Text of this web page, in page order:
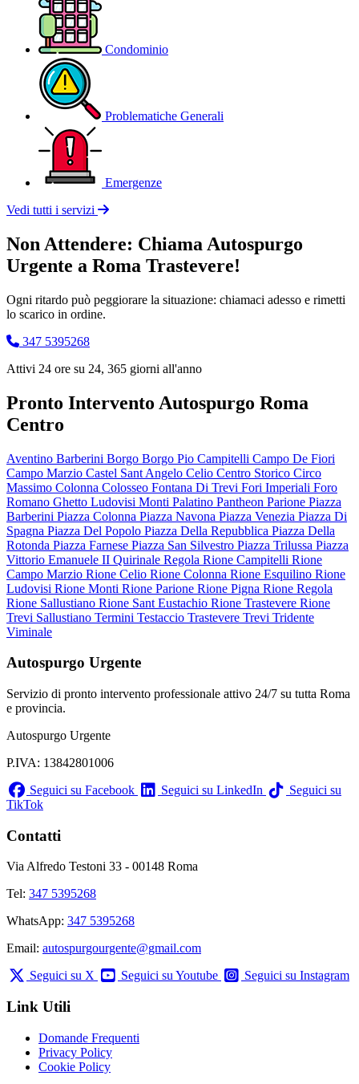
Condominio
Problematiche Generali
Emergenze
Vedi tutti i servizi
Non Attendere: Chiama Autospurgo
Urgente a Roma Trastevere!
Ogni ritardo può peggiorare la situazione: chiamaci adesso e rimetti
lo scarico in ordine.
347 5395268
Attivi 24 ore su 24, 365 giorni all'anno
Pronto Intervento Autospurgo Roma
Centro
Aventino Barberini Borgo Borgo Pio Campitelli Campo De Fiori
Campo Marzio Castel Sant Angelo Celio Centro Storico Circo
Massimo Colonna Colosseo Fontana Di Trevi Fori Imperiali Foro
Romano Ghetto Ludovisi Monti Palatino Pantheon Parione Piazza
Barberini Piazza Colonna Piazza Navona Piazza Venezia Piazza Di
Spagna Piazza Del Popolo Piazza Della Repubblica Piazza Della
Rotonda Piazza Farnese Piazza San Silvestro Piazza Trilussa Piazza
Vittorio Emanuele II Quirinale Regola Rione Campitelli Rione
Campo Marzio Rione Celio Rione Colonna Rione Esquilino Rione
Ludovisi Rione Monti Rione Parione Rione Pigna Rione Regola
Rione Sallustiano Rione Sant Eustachio Rione Trastevere Rione
Trevi Sallustiano Termini Testaccio Trastevere Trevi Tridente
Viminale
Autospurgo Urgente
Servizio di pronto intervento professionale attivo 24/7 su tutta Roma
e provincia.
Autospurgo Urgente
P.IVA: 13842801006
Seguici su Facebook
Seguici su LinkedIn
Seguici su
TikTok
Contatti
Via Alfredo Testoni 33 - 00148 Roma
Tel: 347 5395268
WhatsApp: 347 5395268
Email: autospurgourgente@gmail.com
Seguici su X
Seguici su Youtube Seguici su Instagram
Link Utili
Domande Frequenti
Privacy Policy
Cookie Policy